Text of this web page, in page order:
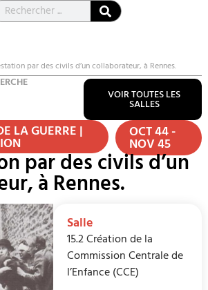
par des civils d’un collaborateur, à Rennes.
VOIR TOUTES LES
SALLES
LA GUERRE | OCT 44 -
NOV 45
par des civils d’un
à Rennes.
Salle
15.2 Création de la
Commission Centrale de
l’Enfance (CCE)